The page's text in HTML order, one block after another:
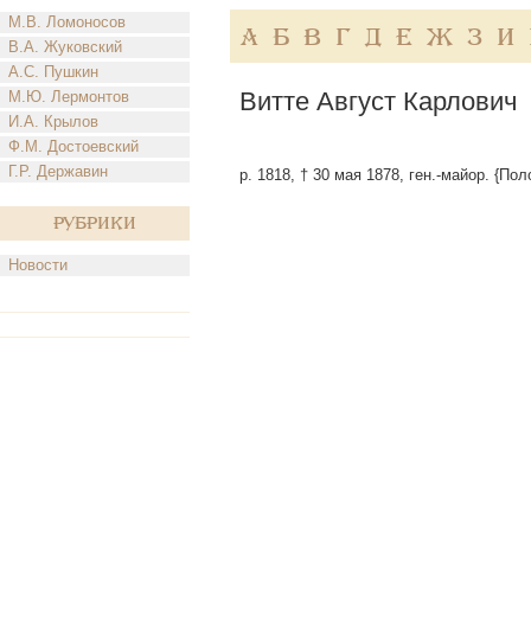
М.В. Ломоносов
В.А. Жуковский
А.С. Пушкин
М.Ю. Лермонтов
И.А. Крылов
Ф.М. Достоевский
Г.Р. Державин
Рубрики
Новости
А Б В Г Д Е Ж З И
Витте Август Карлович
р. 1818, † 30 мая 1878, ген.-майор.